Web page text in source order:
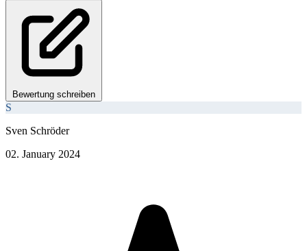
Bewertung schreiben
S
Sven Schröder
02. January 2024